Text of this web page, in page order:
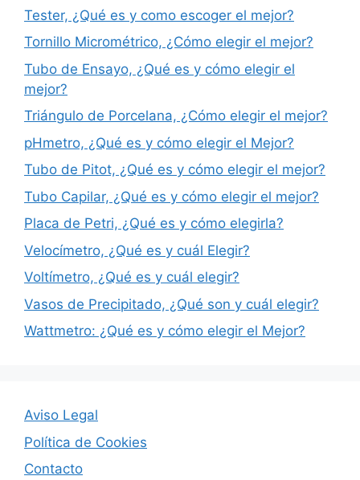
Tester, ¿Qué es y como escoger el mejor?
Tornillo Micrométrico, ¿Cómo elegir el mejor?
Tubo de Ensayo, ¿Qué es y cómo elegir el
mejor?
Triángulo de Porcelana, ¿Cómo elegir el mejor?
pHmetro, ¿Qué es y cómo elegir el Mejor?
Tubo de Pitot, ¿Qué es y cómo elegir el mejor?
Tubo Capilar, ¿Qué es y cómo elegir el mejor?
Placa de Petri, ¿Qué es y cómo elegirla?
Velocímetro, ¿Qué es y cuál Elegir?
Voltímetro, ¿Qué es y cuál elegir?
Vasos de Precipitado, ¿Qué son y cuál elegir?
Wattmetro: ¿Qué es y cómo elegir el Mejor?
Aviso Legal
Política de Cookies
Contacto